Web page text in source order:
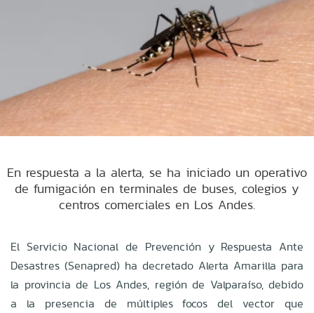
En respuesta a la alerta, se ha iniciado un operativo
de fumigación en terminales de buses, colegios y
centros comerciales en Los Andes.
El Servicio Nacional de Prevención y Respuesta Ante
Desastres (Senapred) ha decretado Alerta Amarilla para
la provincia de Los Andes, región de Valparaíso, debido
a la presencia de múltiples focos del vector que